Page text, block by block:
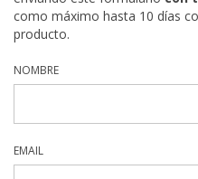
como máximo hasta 10 días
producto.
NOMBRE
EMAIL